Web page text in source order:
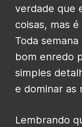
verdade que
coisas, mas
Toda
bom enredo
simples
e dominar as
Lembrando